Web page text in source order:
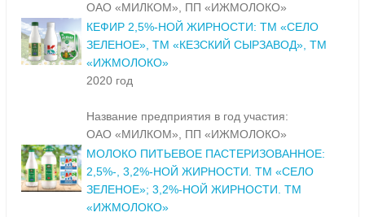
ОАО «МИЛКОМ», ПП «ИЖМОЛОКО»
КЕФИР 2,5%-НОЙ ЖИРНОСТИ: ТМ «СЕЛО
ЗЕЛЕНОЕ», ТМ «КЕЗСКИЙ СЫРЗАВОД», ТМ
«ИЖМОЛОКО»
2020 год
Название предприятия в год участия:
ОАО «МИЛКОМ», ПП «ИЖМОЛОКО»
МОЛОКО ПИТЬЕВОЕ ПАСТЕРИЗОВАННОЕ:
2,5%-, 3,2%-НОЙ ЖИРНОСТИ. ТМ «СЕЛО
ЗЕЛЕНОЕ»; 3,2%-НОЙ ЖИРНОСТИ. ТМ
«ИЖМОЛОКО»